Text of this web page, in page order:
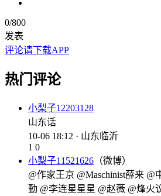
0/800
发表
评论请下载APP
热门评论
小梨子12203128
山东话
10-06 18:12 · 山东临沂
1 0
小梨子11521626 （微博）
@作家王京 @Maschinist薛来
勤 @李连星星星 @赵薇 @烽火